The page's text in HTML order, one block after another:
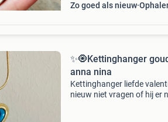
Zo goed als nieuw
✨🧿Kettinghanger
anna nina
Kettinghanger liefde
nieuw niet vragen of hij er